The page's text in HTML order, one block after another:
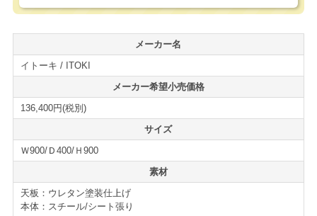
カウンター天板には、配線切り欠きを設けており、壁面
設置時に内線電話等の配線を挟む事を防止出来ます。
また、インフォメーションカウンターとしては、大きめ
のしっかりとしたアジャスターが装備されており、設置
時のレベル調整が可能なのもポイントの一つです。
本来、NEF-949Cカウンターの本体は、シルバーのパン
チング仕様が標準的ですが、本商品のカウンター本体
は、オレンジのシート張りとなっており、おそらく特注
仕様と思われます。
メーカー名
イトーキ / ITOKI
メーカー希望小売価格
136,400円(税別)
サイズ
Ｗ900/Ｄ400/Ｈ900
素材
天板：ウレタン塗装仕上げ
本体：スチール/シート張り